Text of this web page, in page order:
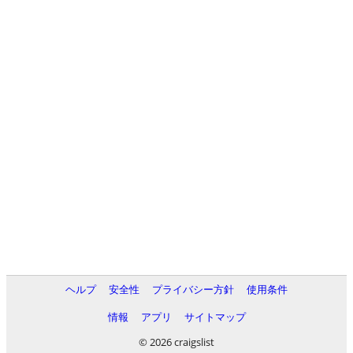
ヘルプ 安全性 プライバシー方針
使用条件
情報
アプリ
サイトマップ
© 2026 craigslist